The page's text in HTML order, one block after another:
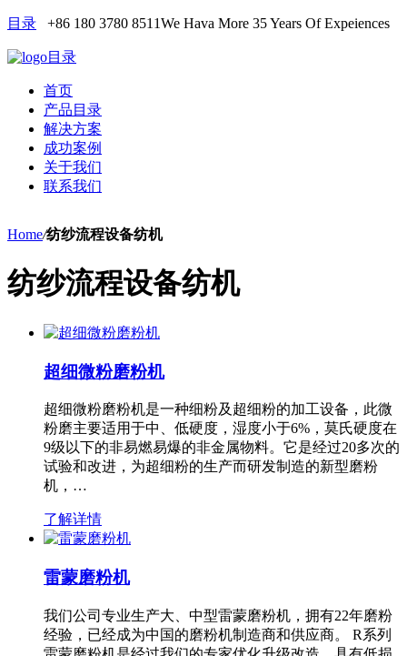
目录 +86 180 3780 8511We Hava More 35 Years Of Expeiences
目录
首页
产品目录
解决方案
成功案例
关于我们
联系我们
Home/纺纱流程设备纺机
纺纱流程设备纺机
超细微粉磨粉机
超细微粉磨粉机是一种细粉及超细粉的加工设备，此微
粉磨主要适用于中、低硬度，湿度小于6%，莫氏硬度在
9级以下的非易燃易爆的非金属物料。它是经过20多次的
试验和改进，为超细粉的生产而研发制造的新型磨粉
机，…
了解详情
雷蒙磨粉机
我们公司专业生产大、中型雷蒙磨粉机，拥有22年磨粉
经验，已经成为中国的磨粉机制造商和供应商。 R系列